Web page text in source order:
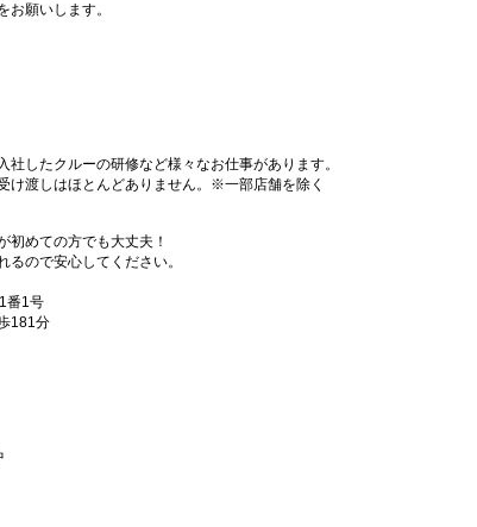
お願いします。
したクルーの研修など様々なお仕事があります。
け渡しはほとんどありません。※一部店舗を除く
初めての方でも大丈夫！
るので安心してください。
番1号
181分